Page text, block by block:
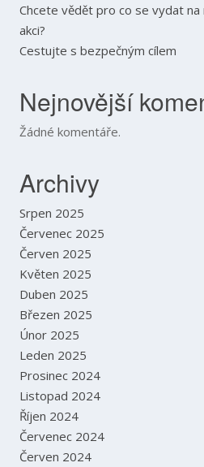
Chcete vědět pro co se vydat na
akci?
Cestujte s bezpečným cílem
Nejnovější
Žádné komentáře.
Archivy
Srpen 2025
Červenec 2025
Červen 2025
Květen 2025
Duben 2025
Březen 2025
Únor 2025
Leden 2025
Prosinec 2024
Listopad 2024
Říjen 2024
Červenec 2024
Červen 2024